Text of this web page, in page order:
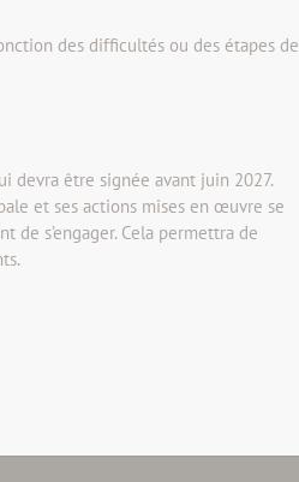
des difficultés ou des étapes de
devra être signée avant juin 2027.
et ses actions mises en œuvre se
de s’engager. Cela permettra de